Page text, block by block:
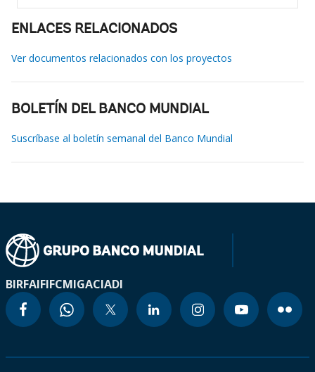
ENLACES RELACIONADOS
Ver documentos relacionados con los proyectos
BOLETÍN DEL BANCO MUNDIAL
Suscríbase al boletín semanal del Banco Mundial
BIRFAIFIFCMIGACIADI